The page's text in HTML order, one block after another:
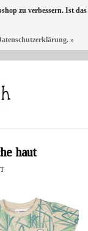
ÜBER
haut
zu verbessern. Ist das
»